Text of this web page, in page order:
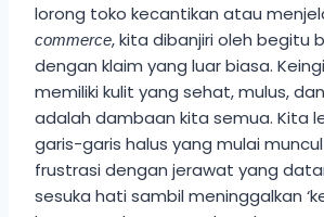
lorong toko kecantikan atau
commerce, kita dibanjiri oleh begitu
dengan klaim yang luar biasa.
memiliki kulit yang sehat, mulus,
adalah dambaan kita semua. Kita
garis-garis halus yang mulai
frustrasi dengan jerawat yang
sesuka hati sambil meninggalkan